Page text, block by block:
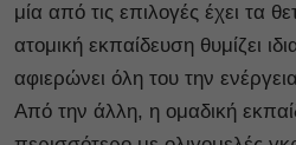
μία από τις επιλογές έχει τα
ατομική εκπαίδευση θυμίζει
αφιερώνει όλη του την
Από την άλλη, η ομαδική